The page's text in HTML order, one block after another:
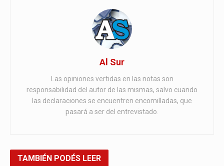
Al Sur
Las opiniones vertidas en las notas son
responsabilidad del autor de las mismas, salvo cuando
las declaraciones se encuentren encomilladas, que
pasará a ser del entrevistado.
TAMBIÉN PODÉS LEER